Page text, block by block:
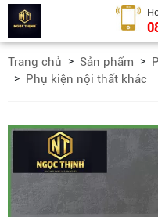
Trang chủ Sản phẩm
Phụ kiện nội thất khác